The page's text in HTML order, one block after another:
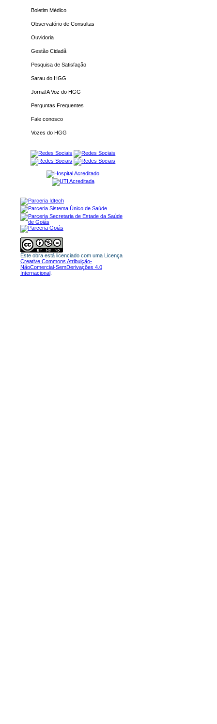
Boletim Médico
Observatório de Consultas
Ouvidoria
Gestão Cidadã
Pesquisa de Satisfação
Sarau do HGG
Jornal A Voz do HGG
Perguntas Frequentes
Fale conosco
Vozes do HGG
Este obra está licenciado com uma Licença
Creative Commons Atribuição-
NãoComercial-SemDerivações 4.0
Internacional.